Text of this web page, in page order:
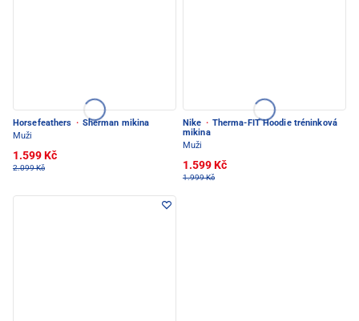
Horsefeathers · Sherman mikina
Muži
1.599 Kč
2.099 Kč
Nike · Therma-FIT Hoodie tréninková
mikina
Muži
1.599 Kč
1.999 Kč